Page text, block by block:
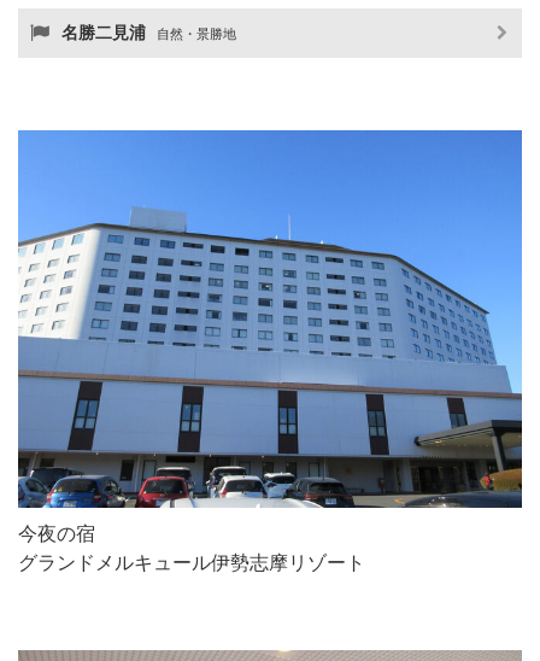
名勝二見浦 自然・景勝地
今夜の宿
グランドメルキュール伊勢志摩リゾート